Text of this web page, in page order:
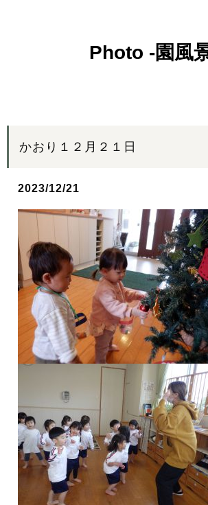
Photo -園風
かおり１２月２１日
2023/12/21